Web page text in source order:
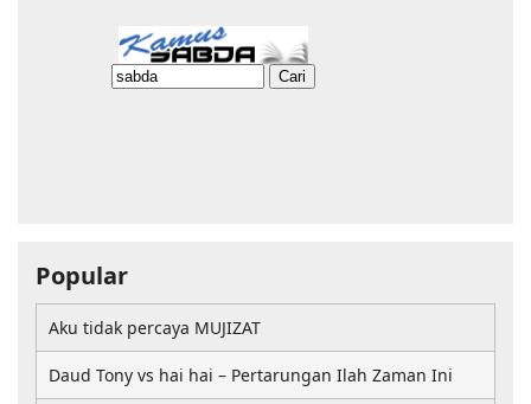
Popular
Aku tidak percaya MUJIZAT
Daud Tony vs hai hai – Pertarungan Ilah Zaman Ini